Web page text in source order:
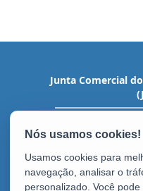
Junta Comercial
CEP:
Usamos cookies para
navegação, analisar o
personalizado. Você